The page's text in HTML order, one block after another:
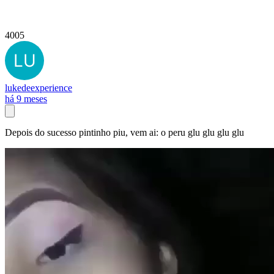
4005
lukedeexperience
há 9 meses
Depois do sucesso pintinho piu, vem ai: o peru glu glu glu glu